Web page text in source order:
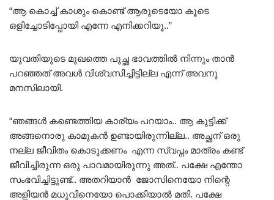
“ആ കൊച്ച് കാശും കൊണ്ട് ആരുടെയോ കൂടെ
ഒളിച്ചോടിപ്പോയി എന്നേ എനിക്കറിയൂ..”
യുവതിയുടെ മുഖത്തെ പുച്ഛ ഭാവത്തിൽ നിന്നും താൻ
പറഞ്ഞത് അവൾ വിശ്വസിച്ചിട്ടില്ല എന്ന് അവനു
മനസിലായി.
“ഞങ്ങൾ കണ്ടെത്തിയ കാര്യം പറയാം.. ആ കുട്ടിക്ക്
അങ്ങനൊരു കാമുകൻ ഉണ്ടായിരുന്നില്ല.. അച്ഛന് ഒരു
നല്ല ജീവിതം കൊടുക്കണം എന്ന സ്വപ്നം മാത്രം കണ്ട്
ജീവിച്ചിരുന്ന ഒരു പാവമായിരുന്നു അത്.. പക്ഷേ എന്തോ
സംഭവിച്ചിട്ടുണ്ട്.. അതറിയാൻ ജോസിനെയോ നിന്റെ
അളിയൻ മധുവിനെയോ പൊക്കിയാൽ മതി. പക്ഷേ